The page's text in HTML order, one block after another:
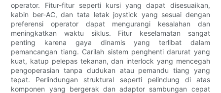
operator. Fitur-fitur seperti kursi yang dapat disesuaikan,
kabin ber-AC, dan tata letak joystick yang sesuai dengan
preferensi operator dapat mengurangi kesalahan dan
meningkatkan waktu siklus. Fitur keselamatan sangat
penting karena gaya dinamis yang terlibat dalam
pemancangan tiang. Carilah sistem penghenti darurat yang
kuat, katup pelepas tekanan, dan interlock yang mencegah
pengoperasian tanpa dudukan atau pemandu tiang yang
tepat. Perlindungan struktural seperti pelindung di atas
komponen yang bergerak dan adaptor sambungan cepat